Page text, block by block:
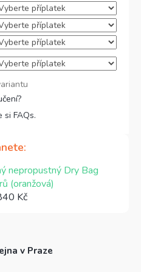
si FAQs.
nepropustný Dry Bag
(oranžová)
Kč
v Praze